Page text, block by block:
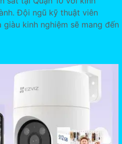
Đội ngũ kỹ thuật viên
kinh nghiệm sẽ mang đến